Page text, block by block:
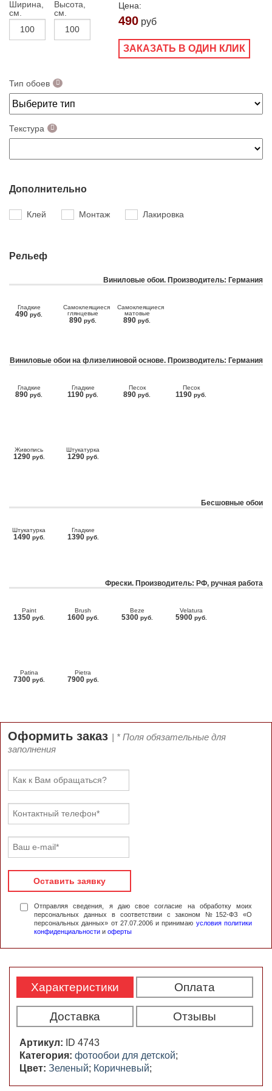
Ширина,
см.
Высота,
см.
Цена:
490 руб
ЗАКАЗАТЬ В ОДИН КЛИК
Тип обоев
Текстура
Дополнительно
Клей Монтаж Лакировка
Рельеф
Виниловые обои. Производитель: Германия
Гладкие
490 руб.
Самоклеящиеся
глянцевые
890 руб.
Самоклеящиеся
матовые
890 руб.
Виниловые обои на флизелиновой основе. Производитель: Германия
Гладкие
890 руб.
Гладкие
1190 руб.
Песок
890 руб.
Песок
1190 руб.
Живопись
1290 руб.
Штукатурка
1290 руб.
Бесшовные обои
Штукатурка
1490 руб.
Гладкие
1390 руб.
Фрески. Производитель: РФ, ручная работа
Paint
1350 руб.
Brush
1600 руб.
Beze
5300 руб.
Velatura
5900 руб.
Patina
7300 руб.
Pietra
7900 руб.
Оформить заказ | * Поля обязательные для
заполнения
Оставить заявку
Отправляя сведения, я даю свое согласие на обработку моих
персональных данных в соответствии с законом №152-ФЗ «О
персональных данных» от 27.07.2006 и принимаю условия политики
конфиденциальности и оферты
Характеристики Оплата
Доставка Отзывы
Артикул:
ID 4743
Категория: фотообои для детской;
Цвет: Зеленый; Коричневый;